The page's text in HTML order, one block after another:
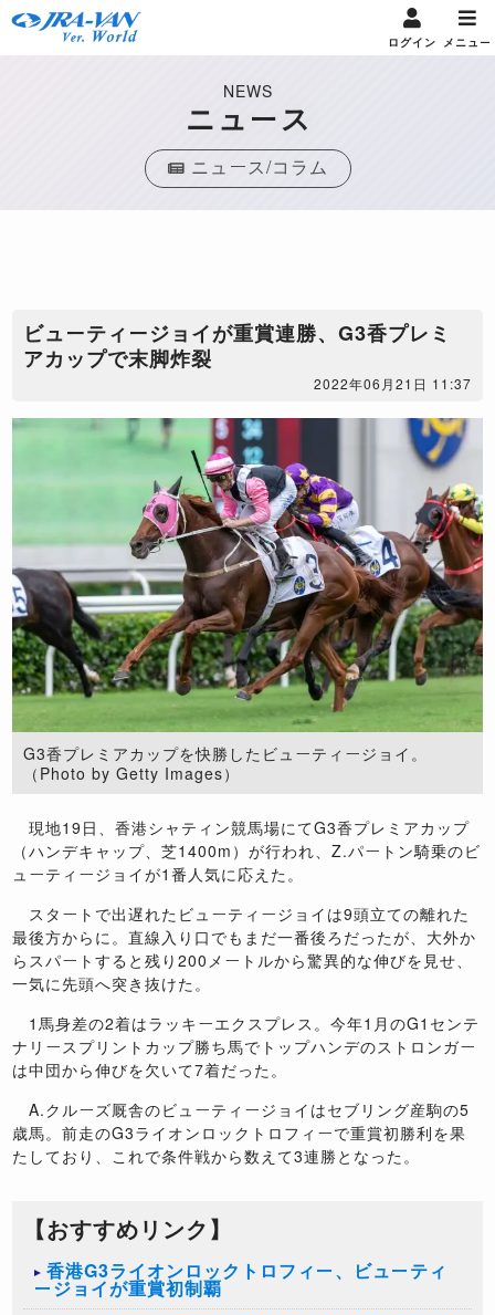
ログイン メニュー
NEWS
ニュース
ニュース/コラム
ビューティージョイが重賞連勝、G3香プレミ
アカップで末脚炸裂
2022年06月21日 11:37
G3香プレミアカップを快勝したビューティージョイ。
（Photo by Getty Images）
現地19日、香港シャティン競馬場にてG3香プレミアカップ
（ハンデキャップ、芝1400m）が行われ、Z.パートン騎乗のビ
ューティージョイが1番人気に応えた。
スタートで出遅れたビューティージョイは9頭立ての離れた
最後方からに。直線入り口でもまだ一番後ろだったが、大外か
らスパートすると残り200メートルから驚異的な伸びを見せ、
一気に先頭へ突き抜けた。
1馬身差の2着はラッキーエクスプレス。今年1月のG1センテ
ナリースプリントカップ勝ち馬でトップハンデのストロンガー
は中団から伸びを欠いて7着だった。
A.クルーズ厩舎のビューティージョイはセブリング産駒の5
歳馬。前走のG3ライオンロックトロフィーで重賞初勝利を果
たしており、これで条件戦から数えて3連勝となった。
【おすすめリンク】
香港G3ライオンロックトロフィー、ビューティ
ージョイが重賞初制覇